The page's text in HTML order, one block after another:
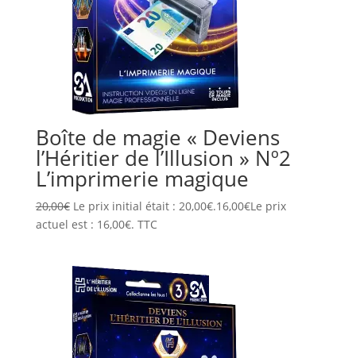
Boîte de magie « Deviens
l’Héritier de l’Illusion » Nº2
L’imprimerie magique
20,00€ Le prix initial était : 20,00€.16,00€Le prix
actuel est : 16,00€. TTC